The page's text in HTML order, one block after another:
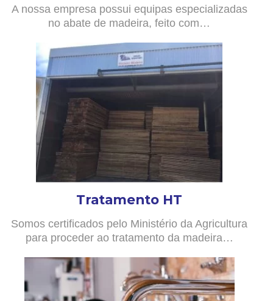
A nossa empresa possui equipas especializadas
no abate de madeira, feito com…
Tratamento HT
Somos certificados pelo Ministério da Agricultura
para proceder ao tratamento da madeira…